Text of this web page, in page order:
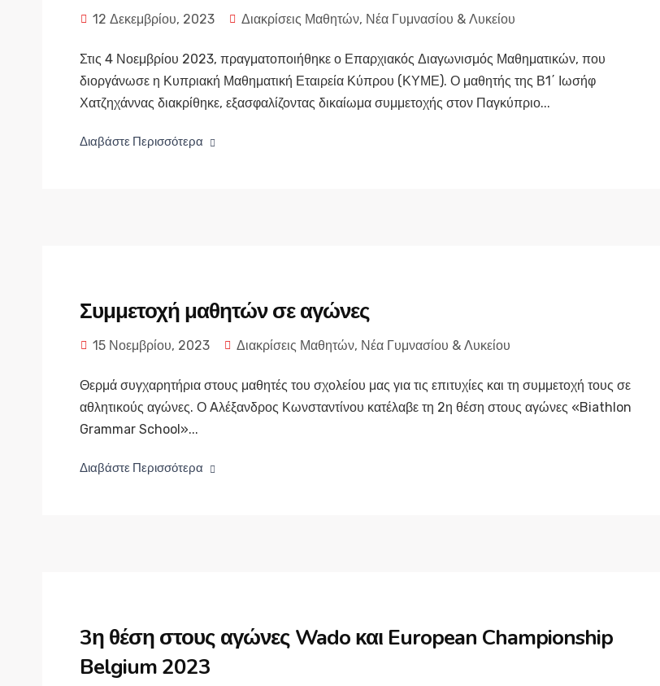
12 Δεκεμβρίου, 2023 Διακρίσεις Μαθητών, Νέα Γυμνασίου & Λυκείου
Στις 4 Νοεμβρίου 2023, πραγματοποιήθηκε ο Επαρχιακός Διαγωνισμός Μαθηματικών, που
διοργάνωσε η Κυπριακή Μαθηματική Εταιρεία Κύπρου (ΚΥΜΕ). Ο μαθητής της Β1΄ Ιωσήφ
Χατζηχάννας διακρίθηκε, εξασφαλίζοντας δικαίωμα συμμετοχής στον Παγκύπριο...
Διαβάστε Περισσότερα
Συμμετοχή μαθητών σε αγώνες
15 Νοεμβρίου, 2023 Διακρίσεις Μαθητών, Νέα Γυμνασίου & Λυκείου
Θερμά συγχαρητήρια στους μαθητές του σχολείου μας για τις επιτυχίες και τη συμμετοχή τους σε
αθλητικούς αγώνες. Ο Aλέξανδρος Κωνσταντίνου κατέλαβε τη 2η θέση στους αγώνες «Biathlon
Grammar School»...
Διαβάστε Περισσότερα
3η θέση στους αγώνες Wado και European Championship
Belgium 2023